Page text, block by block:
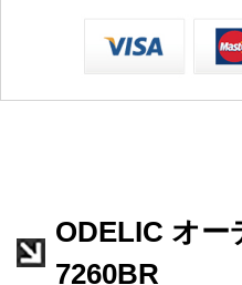
ODELIC オ
7260BR